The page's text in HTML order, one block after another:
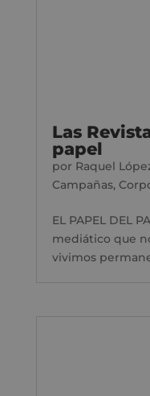
Las
papel
por Raquel
Campañas,
EL PAPEL DEL
mediático que
vivimos